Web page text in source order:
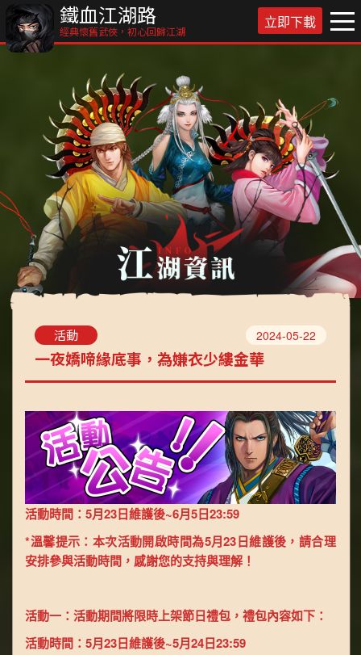
鐵血江湖路
經典懷舊武俠，初心回歸江湖
立即下載
活動
一夜嬌啼緣底事，為嫌衣少縷金華
2024-05-22
活動時間：5月23日維護後~6月5日23:59
*溫馨提示：本次活動開啟時間為5月23日維護後，請合理
安排參與活動時間，感謝您的支持與理解！
活動一：活動期間將限時上架節日禮包，禮包內容如下：
活動時間：5月23日維護後~5月24日23:59